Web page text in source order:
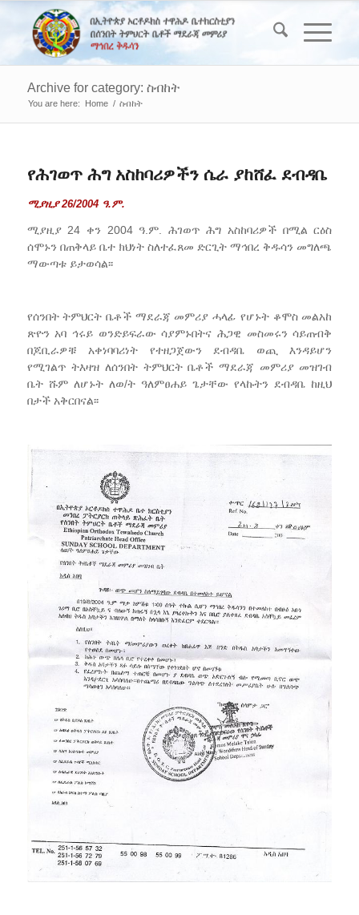
Archive for category: ስብከት
You are here: Home / ስብከት
የሕገወጥ ሕግ አስከባሪዎችን ሴራ ያከሸፈ ደብዳቤ
ሚያዚያ 26/2004 ዓ.ም.
ሚያዚያ 24 ቀን 2004 ዓ.ም. ሕገወጥ ሕግ አስከባሪዎች በሚል ርዕስ
ሰሞኑን በጠቅላይ ቤተ ክህነት ስለተፈጸመ ድርጊት ማኅበረ ቅዱሳን መግለጫ
ማውጣቱ ይታወሳል፡፡
የሰንበት ትምህርት ቤቶች ማደራጃ መምሪያ ሓላፊ የሆኑት ቆሞስ መልአከ
ጽዮን አባ ኅሩይ ወንድይፍራው ሳያምኑበትና ሕጋዊ መስመሩን ሳይጠብቅ
በጆቢራዎቹ አቀነባባሪነት የተዘጋጀውን ደብዳቤ ወጪ እንዳይሆን
የሚገልጥ ትእዛዝ ለሰንበት ትምህርት ቤቶች ማደራጃ መምሪያ መዝገብ
ቤት ሹም ለሆኑት ለወ/ት ዓለምፀሐይ ጌታቸው የላኩትን ደብዳቤ ከዚህ
በታች አቅርበናል፡፡